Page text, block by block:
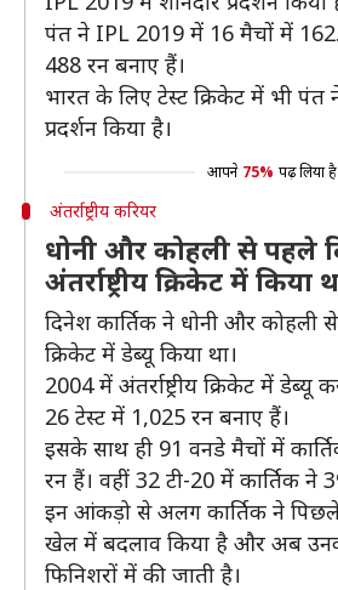
पंत ने IPL 2019 में 16 मैचों में
488 रन बनाए हैं।
भारत के लिए टेस्ट क्रिकेट में भी
प्रदर्शन किया है।
आपने 75% पढ़ लिया है
अंतर्राष्ट्रीय करियर
धोनी और कोहली से पहले
अंतर्राष्ट्रीय क्रिकेट में किया
दिनेश कार्तिक ने धोनी और कोहली से
क्रिकेट में डेब्यू किया था।
2004 में अंतर्राष्ट्रीय क्रिकेट में डेब्यू
26 टेस्ट में 1,025 रन बनाए हैं।
इसके साथ ही 91 वनडे मैचों में
रन हैं। वहीं 32 टी-20 में कार्तिक ने
इन आंकड़ो से अलग कार्तिक ने
खेल में बदलाव किया है और अब
फिनिशरों में की जाती है।